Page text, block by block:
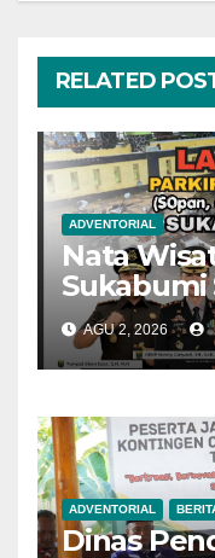
RELATED
ADVENTORIAL
Nata
Sukabumi
Project di
AGU 2, 2026
ADVENTORIAL
Dinas